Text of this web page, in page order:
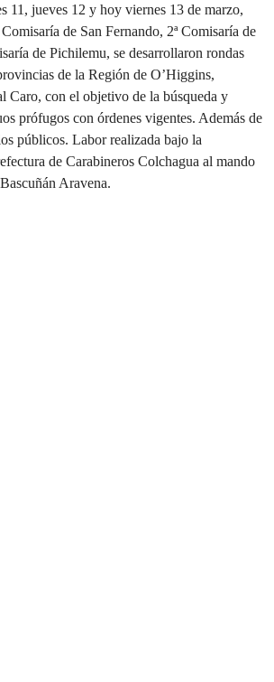
11, jueves 12 y hoy viernes 13 de marzo,
de San Fernando, 2ª Comisaría de
de Pichilemu, se desarrollaron rondas
de la Región de O’Higgins,
Caro, con el objetivo de la búsqueda y
prófugos con órdenes vigentes. Además de
públicos. Labor realizada bajo la
de Carabineros Colchagua al mando
Aravena.